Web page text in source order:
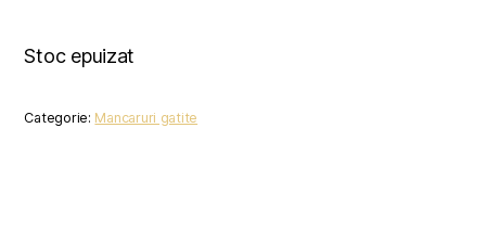
Stoc epuizat
Categorie: Mancaruri gatite